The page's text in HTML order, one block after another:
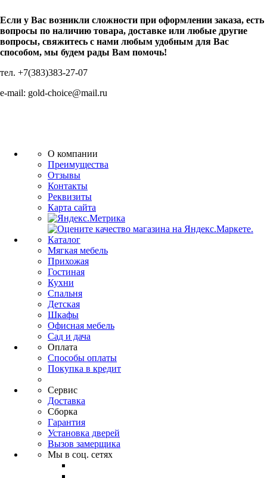
Если у Вас возникли сложности при оформлении заказа, есть
вопросы по наличию товара, доставке или любые другие
вопросы, свяжитесь с нами любым удобным для Вас
способом, мы будем рады Вам помочь!
тел. +7(383)383-27-07
e-mail: gold-choice@mail.ru
О компании
Преимущества
Отзывы
Контакты
Реквизиты
Карта сайта
Каталог
Мягкая мебель
Прихожая
Гостиная
Кухни
Спальня
Детская
Шкафы
Офисная мебель
Сад и дача
Оплата
Способы оплаты
Покупка в кредит
Сервис
Доставка
Сборка
Гарантия
Установка дверей
Вызов замерщика
Мы в соц. сетях